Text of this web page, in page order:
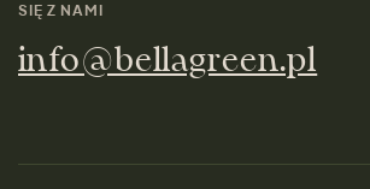
SIĘ Z NAMI
info@bellagreen.pl